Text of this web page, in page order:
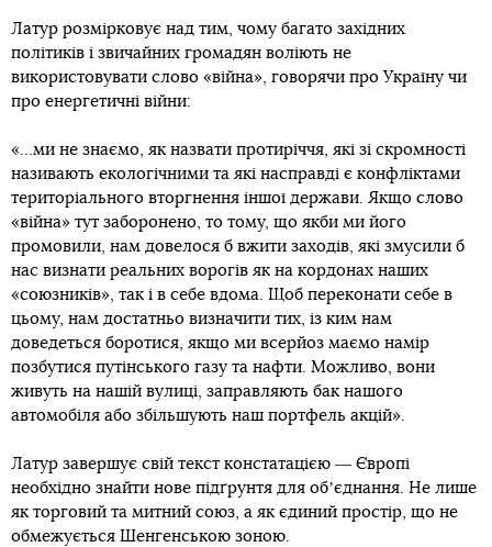
Латур розмірковує над тим, чому багато західних
політиків і звичайних громадян воліють не
використовувати слово «війна», говорячи про Україну чи
про енергетичні війни:
«…ми не знаємо, як назвати протиріччя, які зі скромності
називають екологічними та які насправді є конфліктами
територіального вторгнення іншої держави. Якщо слово
«війна» тут заборонено, то тому, що якби ми його
промовили, нам довелося б вжити заходів, які змусили б
нас визнати реальних ворогів як на кордонах наших
«союзників», так і в себе вдома. Щоб переконати себе в
цьому, нам достатньо визначити тих, із ким нам
доведеться боротися, якщо ми всерйоз маємо намір
позбутися путінського газу та нафти. Можливо, вони
живуть на нашій вулиці, заправляють бак нашого
автомобіля або збільшують наш портфель акцій».
Латур завершує свій текст констатацією ― Європі
необхідно знайти нове підґрунтя для обʼєднання. Не лише
як торговий та митний союз, а як єдиний простір, що не
обмежується Шенгенською зоною.